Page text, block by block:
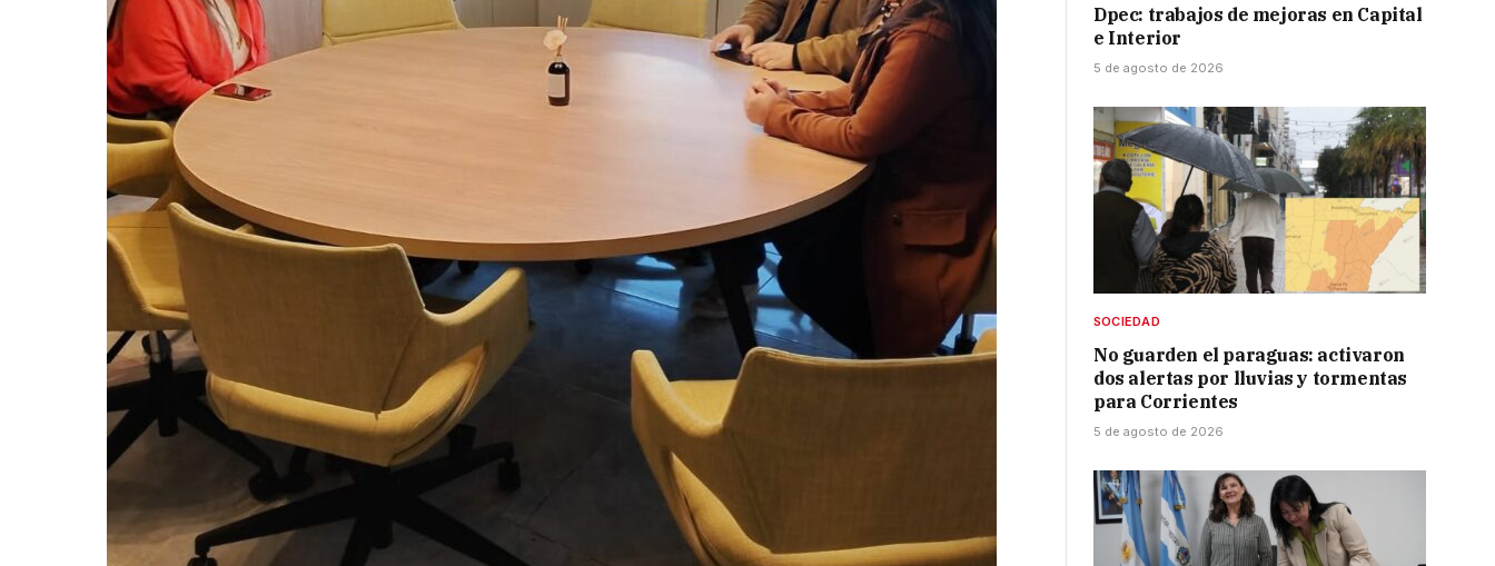
Dpec: trabajos de mejoras en Capital
e Interior
5 de agosto de 2026
SOCIEDAD
No guarden el paraguas: activaron
dos alertas por lluvias y tormentas
para Corrientes
5 de agosto de 2026